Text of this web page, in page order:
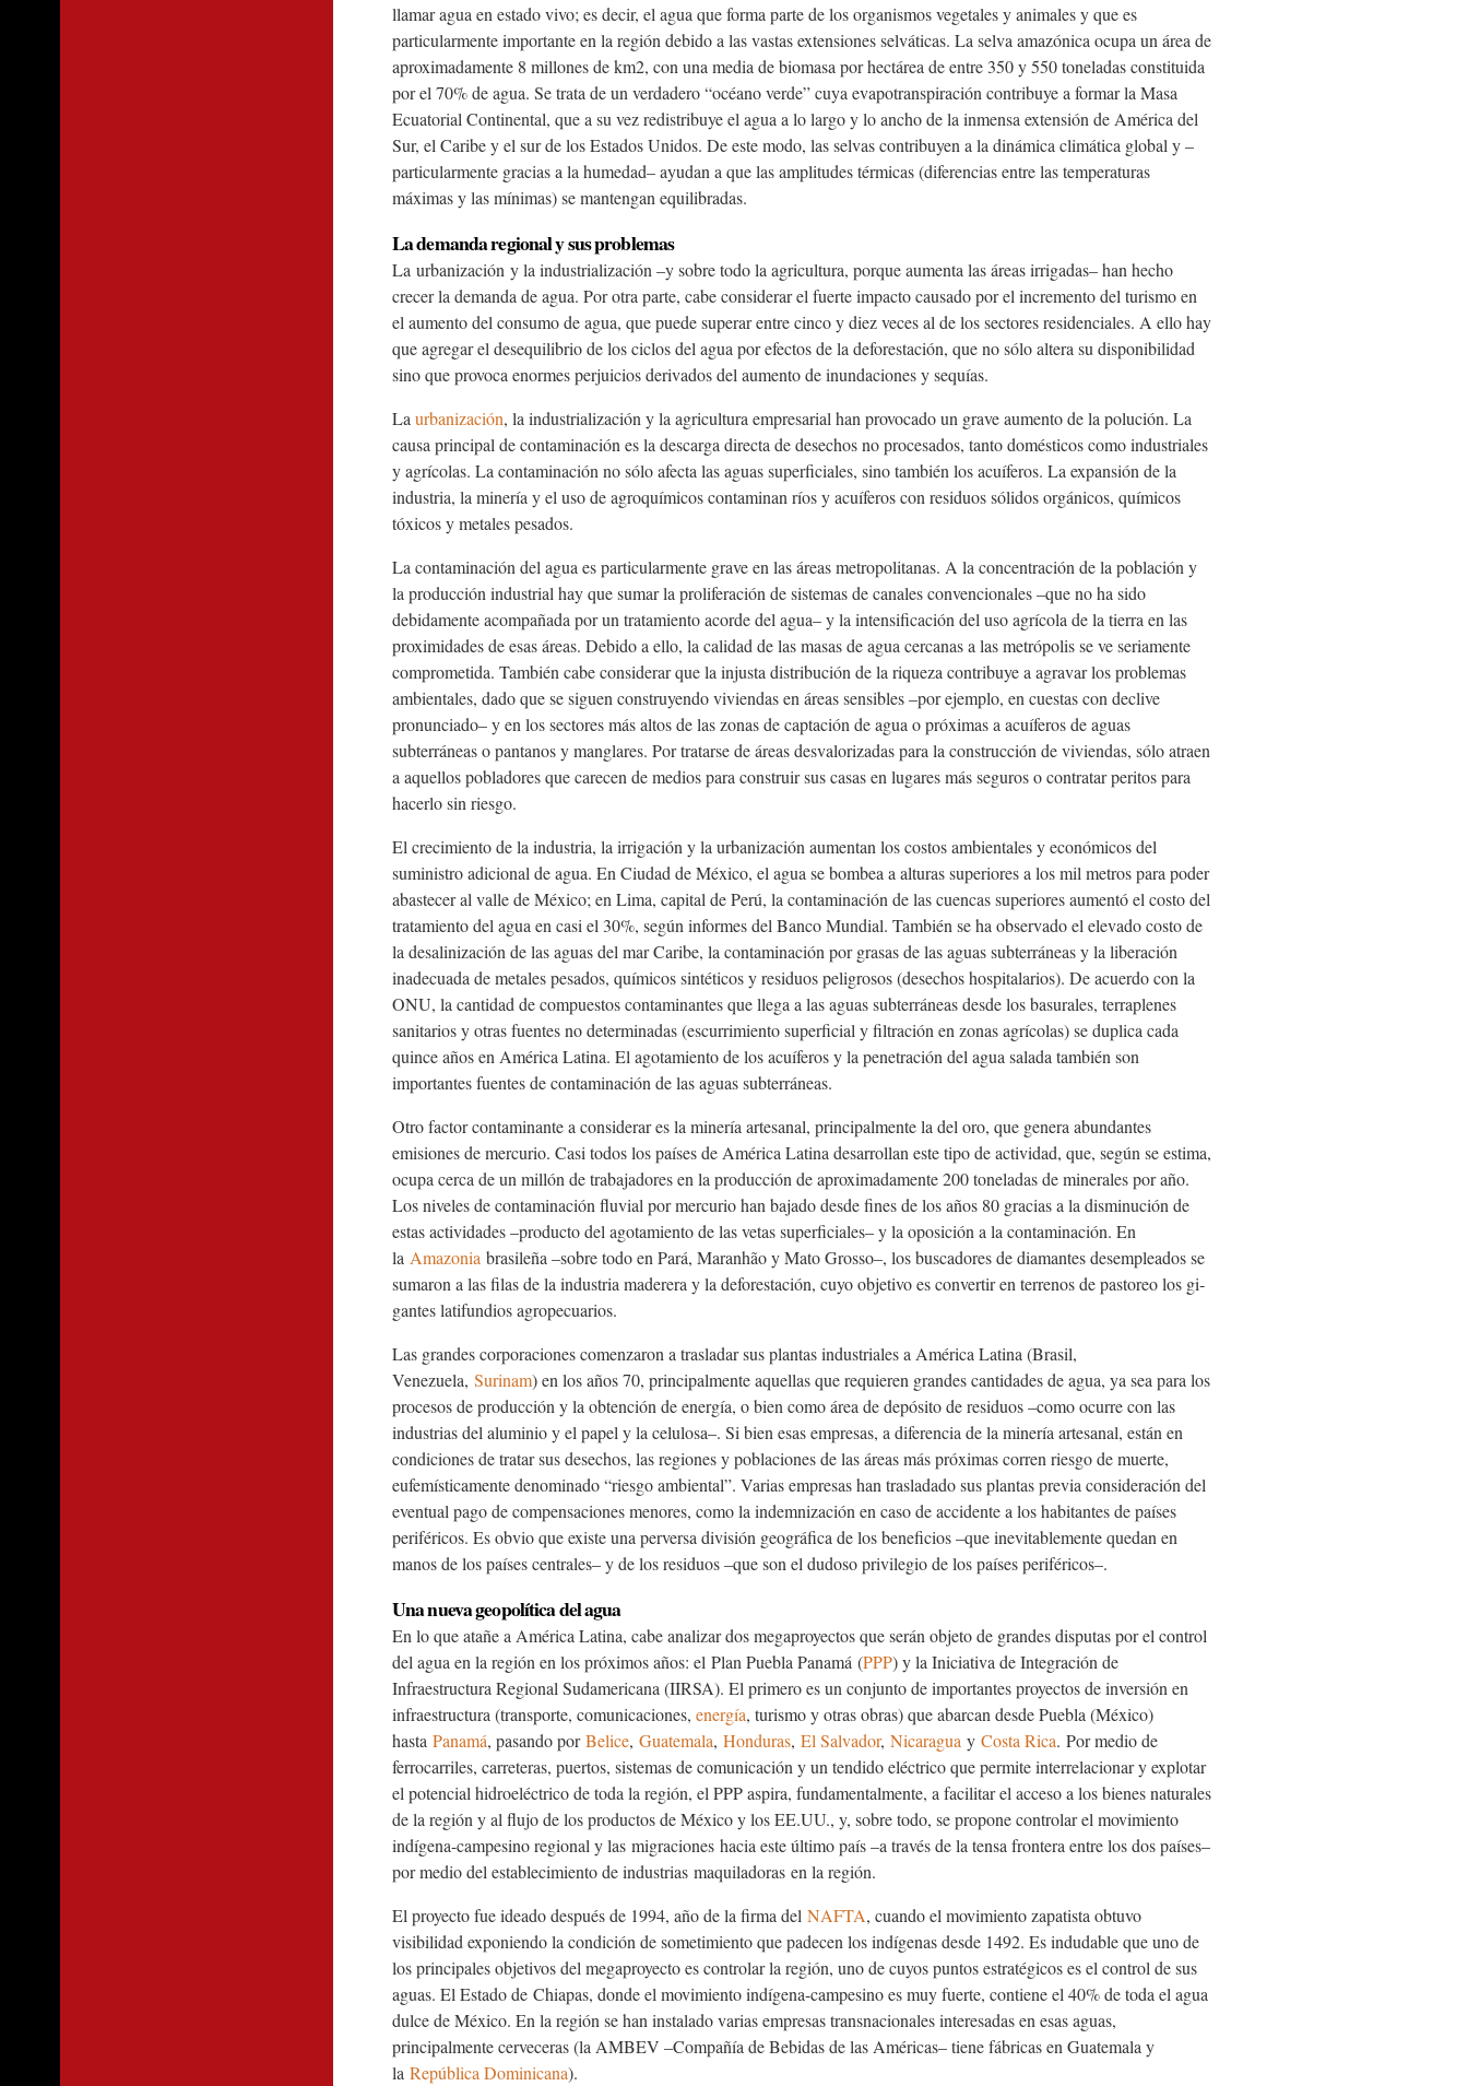
llamar agua en estado vivo; es decir, el agua que forma parte de los organismos vegetales y animales y que es
particularmente importante en la región debido a las vastas extensiones selváticas. La selva amazónica ocupa un área de
aproximadamente 8 millones de km2, con una media de biomasa por hectárea de entre 350 y 550 toneladas constituida
por el 70% de agua. Se trata de un verdadero “océano verde” cuya evapotranspiración contribuye a formar la Masa
Ecuatorial Continental, que a su vez redistribuye el agua a lo largo y lo ancho de la inmensa extensión de América del
Sur, el Caribe y el sur de los Estados Unidos. De este modo, las selvas contribuyen a la dinámica climática global y –
particularmente gracias a la humedad– ayudan a que las amplitudes térmicas (diferencias entre las temperaturas
máximas y las mínimas) se mantengan equilibradas.
La demanda regional y sus problemas
La urbanización y la industrialización –y sobre todo la agricultura, porque aumenta las áreas irrigadas– han hecho
crecer la demanda de agua. Por otra parte, cabe considerar el fuerte impacto causado por el incremento del turismo en
el aumento del consumo de agua, que puede superar entre cinco y diez veces al de los sectores residenciales. A ello hay
que agregar el desequilibrio de los ciclos del agua por efectos de la deforestación, que no sólo altera su disponibilidad
sino que provoca enormes perjuicios derivados del aumento de inundaciones y sequías.
La urbanización, la industrialización y la agricultura empresarial han provocado un grave aumento de la polución. La
causa principal de contaminación es la descarga directa de desechos no procesados, tanto domésticos como industriales
y agrícolas. La contaminación no sólo afecta las aguas superficiales, sino también los acuíferos. La expansión de la
industria, la minería y el uso de agroquímicos contaminan ríos y acuíferos con residuos sólidos orgánicos, químicos
tóxicos y metales pesados.
La contaminación del agua es particularmente grave en las áreas metropolitanas. A la concentración de la población y
la producción industrial hay que sumar la proliferación de sistemas de canales convencionales –que no ha sido
debidamente acompañada por un tratamiento acorde del agua– y la intensificación del uso agrícola de la tierra en las
proximidades de esas áreas. Debido a ello, la calidad de las masas de agua cercanas a las metrópo­lis se ve seriamente
comprometida. También cabe considerar que la injusta distribución de la riqueza contribuye a agravar los problemas
ambientales, dado que se siguen construyendo viviendas en áreas sensibles –por ejemplo, en cuestas con declive
pronunciado– y en los sectores más altos de las zonas de captación de agua o próximas a acuíferos de aguas
subterráneas o pantanos y manglares. Por tratarse de áreas desvalorizadas para la construcción de viviendas, sólo atraen
a aquellos pobladores que carecen de medios para construir sus casas en lugares más seguros o contratar peritos para
hacerlo sin riesgo.
El crecimiento de la industria, la irrigación y la urbanización aumentan los costos ambientales y económicos del
suministro adicional de agua. En Ciudad de México, el agua se bombea a alturas superiores a los mil metros para poder
abastecer al valle de México; en Lima, capital de Perú, la contaminación de las cuencas superiores aumentó el costo del
tratamiento del agua en casi el 30%, según informes del Banco Mundial. También se ha observado el elevado costo de
la desalinización de las aguas del mar Caribe, la contaminación por grasas de las aguas subterráneas y la liberación
inadecuada de metales pesados, químicos sintéticos y residuos peligrosos (desechos hospitalarios). De acuerdo con la
ONU, la cantidad de compuestos contaminantes que llega a las aguas subterráneas desde los basurales, terraplenes
sanitarios y otras fuentes no determinadas (escurrimiento superficial y filtración en zonas agrícolas) se duplica cada
quince años en América Latina. El agotamiento de los acuíferos y la penetración del agua salada también son
importantes fuentes de contaminación de las aguas subterráneas.
Otro factor contaminante a considerar es la minería artesanal, principalmente la del oro, que genera abundantes
emisiones de mercurio. Casi todos los países de América Latina desarrollan este tipo de actividad, que, según se estima,
ocupa cerca de un millón de trabajadores en la producción de aproximadamente 200 toneladas de minerales por año.
Los niveles de contaminación fluvial por mercurio han bajado desde fines de los años 80 gracias a la disminución de
estas actividades –producto del agotamiento de las vetas superficiales– y la oposición a la contaminación. En
la Amazonia brasileña –sobre todo en Pará, Maranhão y Mato Grosso–, los buscadores de diamantes desempleados se
sumaron a las filas de la industria maderera y la deforestación, cuyo objetivo es convertir en terrenos de pastoreo los gi­
gantes latifundios agropecuarios.
Las grandes corporaciones comenzaron a trasladar sus plantas industriales a América Latina (Brasil,
Venezuela, Surinam) en los años 70, principalmente aquellas que requieren grandes cantidades de agua, ya sea para los
procesos de producción y la obtención de energía, o bien como área de depósito de residuos –como ocurre con las
industrias del aluminio y el papel y la celulosa–. Si bien esas empresas, a diferencia de la minería artesanal, están en
condiciones de tratar sus desechos, las regiones y poblaciones de las áreas más próximas corren riesgo de muerte,
eufemísticamente denominado “riesgo ambiental”. Varias empresas han trasladado sus plantas previa consideración del
eventual pago de compensaciones menores, como la indemnización en caso de accidente a los habitantes de países
periféricos. Es obvio que existe una perversa división geográfica de los beneficios –que inevitablemente quedan en
manos de los países centrales– y de los residuos –que son el dudoso privilegio de los países periféricos–.
Una nueva geopolítica del agua
En lo que atañe a América Latina, cabe analizar dos megaproyectos que serán objeto de grandes disputas por el control
del agua en la región en los próximos años: el Plan Puebla Panamá (PPP) y la Iniciativa de Integración de
Infraestructura Regional Sudamericana (IIRSA). El primero es un conjunto de importantes proyectos de inversión en
infraestructura (transporte, comunicaciones, energía, turismo y otras obras) que abarcan desde Puebla (México)
hasta Panamá, pasando porBelice, Guatemala, Honduras, El Salvador, Nicaragua y Costa Rica. Por medio de
ferrocarriles, carreteras, puertos, sistemas de comunicación y un tendido eléctrico que permite interrelacionar y explotar
el potencial hidroeléctrico de toda la región, el PPP aspira, fundamentalmente, a facilitar el acceso a los bienes naturales
de la región y al flujo de los productos de México y los EE.UU., y, sobre todo, se propone controlar el movimiento
indígena-campesino regional y las migraciones hacia este último país –a través de la tensa frontera entre los dos países–
por medio del establecimiento de industrias maquiladoras en la región.
El proyecto fue ideado después de 1994, año de la firma del NAFTA, cuando el movimiento zapatista obtuvo
visibilidad exponiendo la condición de sometimiento que padecen los indígenas desde 1492. Es indudable que uno de
los principales objetivos del megaproyecto es controlar la región, uno de cuyos puntos estratégicos es el control de sus
aguas. El Estado de Chiapas, donde el movimiento indígena-campesino es muy fuerte, contiene el 40% de toda el agua
dulce de México. En la región se han instalado varias empresas transnacionales interesadas en esas aguas,
principalmente cerveceras (la AMBEV –Compañía de Bebidas de las Américas– tiene fábricas en Guatemala y
la República Dominicana).